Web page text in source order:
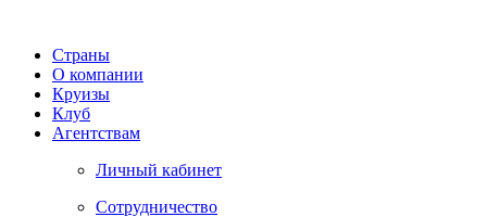
Страны
О компании
Круизы
Клуб
Агентствам
Личный кабинет
Сотрудничество